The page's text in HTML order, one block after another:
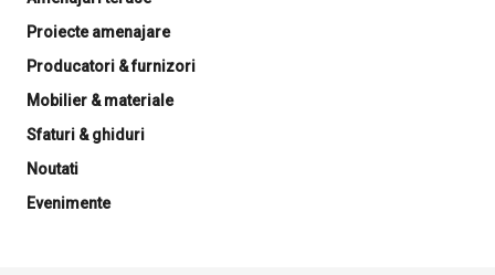
Proiecte amenajare
Producatori & furnizori
Mobilier & materiale
Sfaturi & ghiduri
Noutati
Evenimente